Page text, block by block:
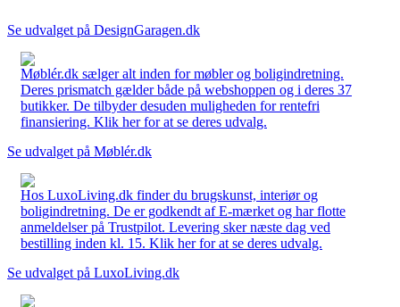
Se udvalget på DesignGaragen.dk
Møblér.dk sælger alt inden for møbler og boligindretning.
Deres prismatch gælder både på webshoppen og i deres 37
butikker. De tilbyder desuden muligheden for rentefri
finansiering. Klik her for at se deres udvalg.
Se udvalget på Møblér.dk
Hos LuxoLiving.dk finder du brugskunst, interiør og
boligindretning. De er godkendt af E-mærket og har flotte
anmeldelser på Trustpilot. Levering sker næste dag ved
bestilling inden kl. 15. Klik her for at se deres udvalg.
Se udvalget på LuxoLiving.dk